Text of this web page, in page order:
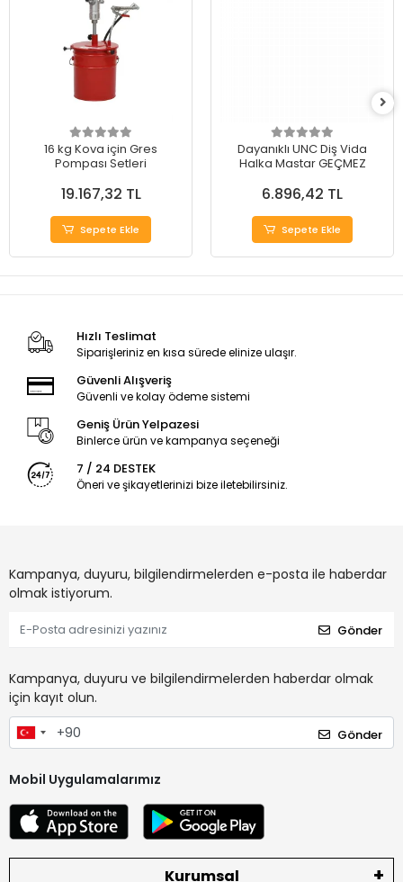
16 kg Kova için Gres
Pompası Setleri
19.167,32 TL
Sepete Ekle
Dayanıklı UNC Diş Vida
Halka Mastar GEÇMEZ
6.896,42 TL
Sepete Ekle
Hızlı Teslimat
Siparişleriniz en kısa sürede elinize ulaşır.
Güvenli Alışveriş
Güvenli ve kolay ödeme sistemi
Geniş Ürün Yelpazesi
Binlerce ürün ve kampanya seçeneği
7 / 24 DESTEK
Öneri ve şikayetlerinizi bize iletebilirsiniz.
Kampanya, duyuru, bilgilendirmelerden e-posta ile haberdar
olmak istiyorum.
Gönder
Kampanya, duyuru ve bilgilendirmelerden haberdar olmak
için kayıt olun.
Gönder
Mobil Uygulamalarımız
Kurumsal